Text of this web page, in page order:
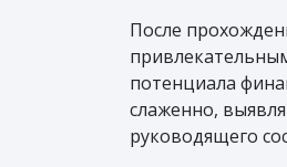
После
потенциала
слаженно,
руководящего